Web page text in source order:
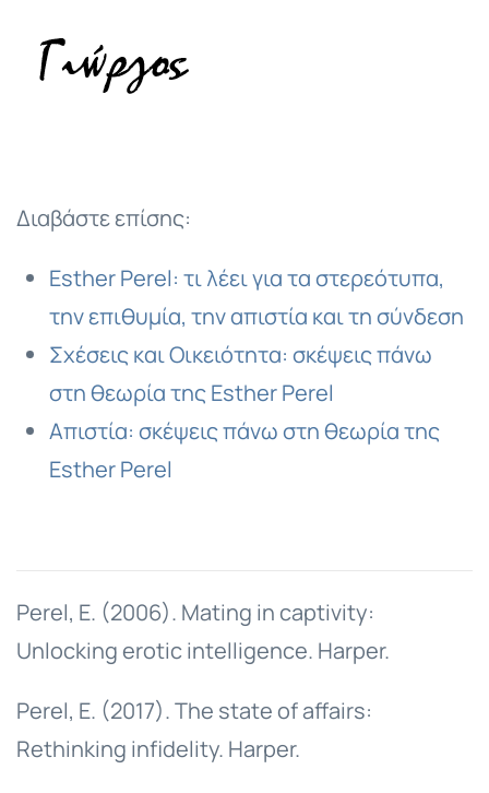
Διαβάστε επίσης:
Esther Perel: τι λέει για τα στερεότυπα,
την επιθυμία, την απιστία και τη σύνδεση
Σχέσεις και Οικειότητα: σκέψεις πάνω
στη θεωρία της Esther Perel
Απιστία: σκέψεις πάνω στη θεωρία της
Esther Perel
Perel, E. (2006). Mating in captivity:
Unlocking erotic intelligence. Harper.
Perel, E. (2017). The state of affairs:
Rethinking infidelity. Harper.